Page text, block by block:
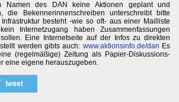
Namen des DAN keine Aktionen geplant und
die Bekennerinnenschreiben unterschreibt bitte
besteht -wie so oft- aus einer Mailliste
Internetzugang haben Zusammenfassungen
Eine Internetseite auf der Infos zu direkten
werden gibts auch: www.aktionsinfo.de/dan Es
(regelmäßige) Zeitung als Papier-Diskussions-
eine eigene herauszugeben.